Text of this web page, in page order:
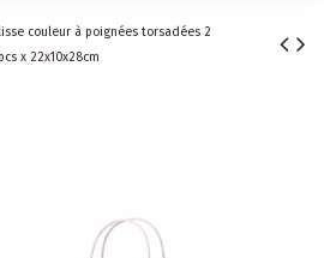
couleur à poignées torsadées 2
x 22x10x28cm